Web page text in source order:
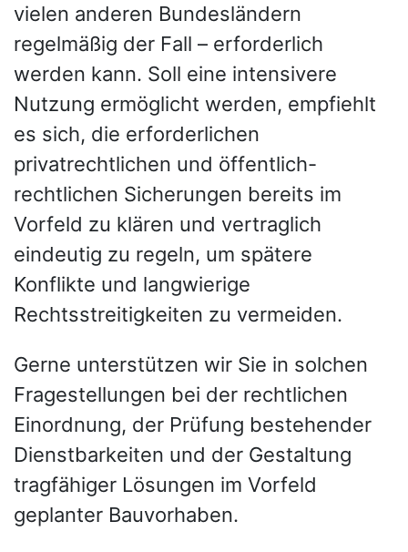
vielen anderen Bundesländern
regelmäßig der Fall – erforderlich
werden kann. Soll eine intensivere
Nutzung ermöglicht werden, empfiehlt
es sich, die erforderlichen
privatrechtlichen und öffentlich-
rechtlichen Sicherungen bereits im
Vorfeld zu klären und vertraglich
eindeutig zu regeln, um spätere
Konflikte und langwierige
Rechtsstreitigkeiten zu vermeiden.
Gerne unterstützen wir Sie in solchen
Fragestellungen bei der rechtlichen
Einordnung, der Prüfung bestehender
Dienstbarkeiten und der Gestaltung
tragfähiger Lösungen im Vorfeld
geplanter Bauvorhaben.